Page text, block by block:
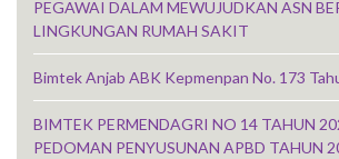
PEGAWAI DALAM MEWUJUDKAN ASN
LINGKUNGAN RUMAH SAKIT
Bimtek Anjab ABK Kepmenpan No. 173
BIMTEK PERMENDAGRI NO 14 TAHUN
PEDOMAN PENYUSUNAN APBD TAHUN